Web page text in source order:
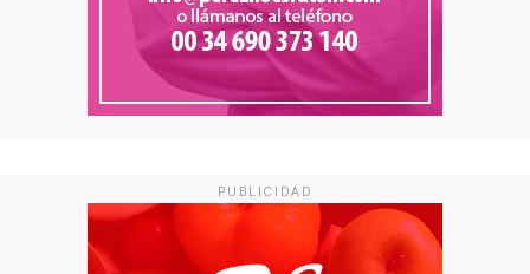
PUBLICIDAD